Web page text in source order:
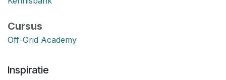
Cursus
Off-Grid Academy
Inspiratie